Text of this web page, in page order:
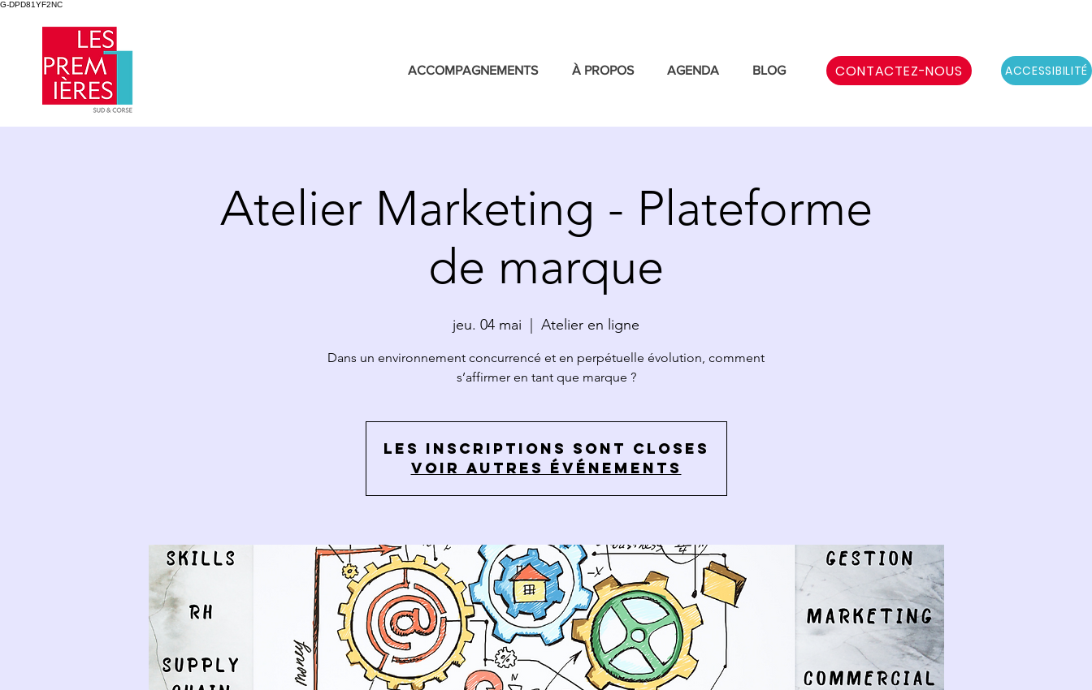
G-DPD81YF2NC
ACCOMPAGNEMENTS À PROPOS AGENDA BLOG CONTACTEZ-NOUS ACCESSIBILITÉ
Atelier Marketing - Plateforme
de marque
jeu. 04 mai Atelier en ligne
Dans un environnement concurrencé et en perpétuelle évolution, comment
s’affirmer en tant que marque ?
Les inscriptions sont closes
Voir autres événements